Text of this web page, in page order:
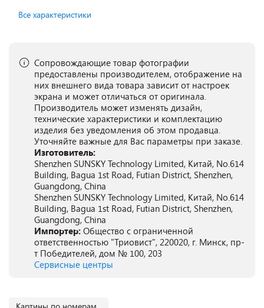
Все характеристики
Сопровождающие товар фотографии
предоставлены производителем, отображение на
них внешнего вида товара зависит от настроек
экрана и может отличаться от оригинала.
Производитель может изменять дизайн,
технические характеристики и комплектацию
изделия без уведомления об этом продавца.
Уточняйте важные для Вас параметры при заказе.
Изготовитель:
Shenzhen SUNSKY Technology Limited, Китай, No.614
Building, Bagua 1st Road, Futian District, Shenzhen,
Guangdong, China
Shenzhen SUNSKY Technology Limited, Китай, No.614
Building, Bagua 1st Road, Futian District, Shenzhen,
Guangdong, China
Импортер: Общество с ограниченной
ответственностью "Триовист", 220020, г. Минск, пр-
т Победителей, дом № 100, 203
Сервисные центры